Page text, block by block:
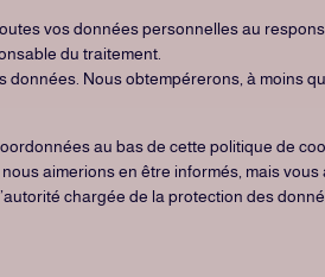
vos données personnelles au
du traitement.
données. Nous obtempérerons, à moins
au bas de cette politique de
aimerions en être informés, mais vous
chargée de la protection des